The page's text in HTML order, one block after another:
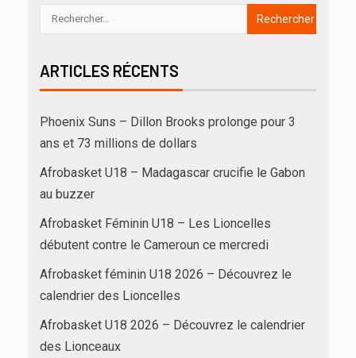
ARTICLES RÉCENTS
Phoenix Suns – Dillon Brooks prolonge pour 3
ans et 73 millions de dollars
Afrobasket U18 – Madagascar crucifie le Gabon
au buzzer
Afrobasket Féminin U18 – Les Lioncelles
débutent contre le Cameroun ce mercredi
Afrobasket féminin U18 2026 – Découvrez le
calendrier des Lioncelles
Afrobasket U18 2026 – Découvrez le calendrier
des Lionceaux